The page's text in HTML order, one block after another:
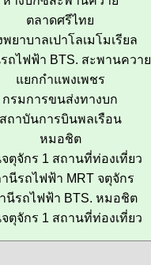
ตลาดศรีไทย
พยาบาลเปาโลเมโมเรียล
ถไฟฟ้า BTS. สะพานควาย
แยกกำแพงเพชร
กรมการขนส่งทางบก
สถาบันการบินพลเรือน
หมอชิต
ตุจักร 1 สถานที่ท่องเที่ยว
นีรถไฟฟ้า MRT จตุจักร
นีรถไฟฟ้า BTS. หมอชิต
ตุจักร 1 สถานที่ท่องเที่ยว